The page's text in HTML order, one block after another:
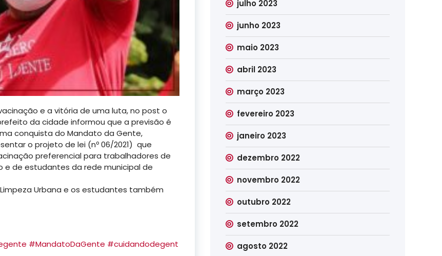
e a vitória de uma luta, no post o
da cidade informou que a previsão é
conquista do Mandato da Gente,
o projeto de lei (nº 06/2021) que
preferencial para trabalhadores de
e de estudantes da rede municipal de
Urbana e os estudantes também
#MandatoDaGente #cuidandodegent
julho 2023
junho 2023
maio 2023
abril 2023
março 2023
fevereiro 2023
janeiro 2023
dezembro 2022
novembro 2022
outubro 2022
setembro 2022
agosto 2022